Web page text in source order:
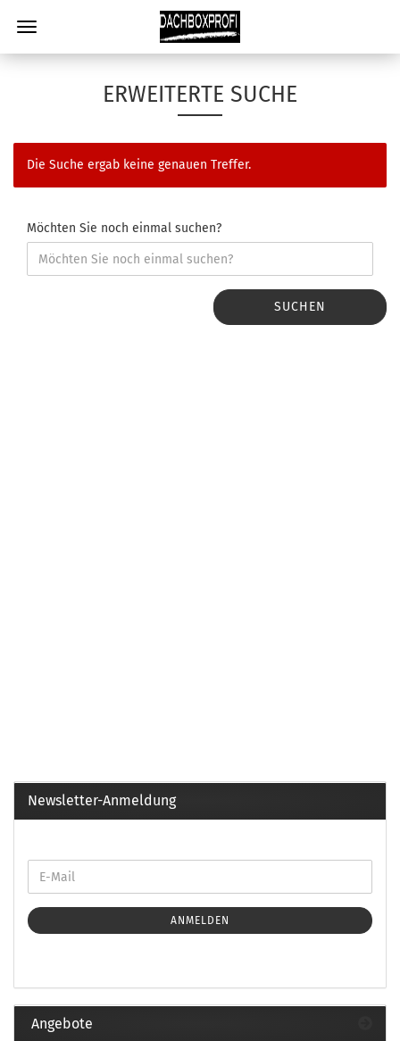
ERWEITERTE SUCHE
Die Suche ergab keine genauen Treffer.
Möchten Sie noch einmal suchen?
SUCHEN
Newsletter-Anmeldung
ANMELDEN
Angebote